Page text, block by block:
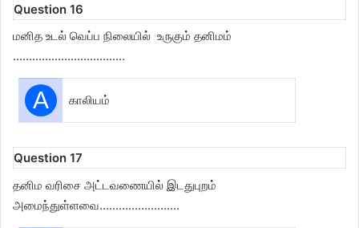
Question 16
மனித உடல் வெப்ப நிலையில் உருகும் தனிமம்
……………………………..
A காலியம்
Question 17
தனிம வரிசை அட்டவணையில் இடதுபுறம்
அமைந்துள்ளவை…………………….